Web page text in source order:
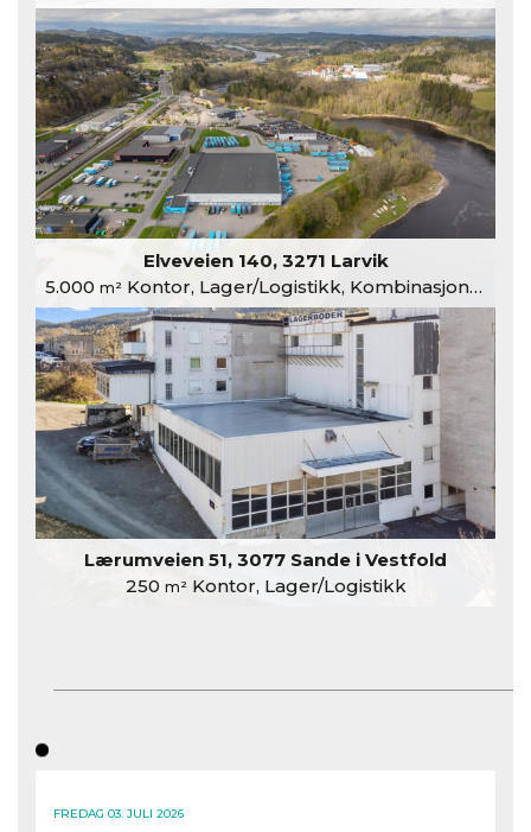
Elveveien 140, 3271 Larvik
5.000 m²Kontor, Lager/Logistikk, Kombinasjonslokaler
Lærumveien 51, 3077 Sande i Vestfold
250 m²Kontor, Lager/Logistikk
FREDAG 03. JULI 2026